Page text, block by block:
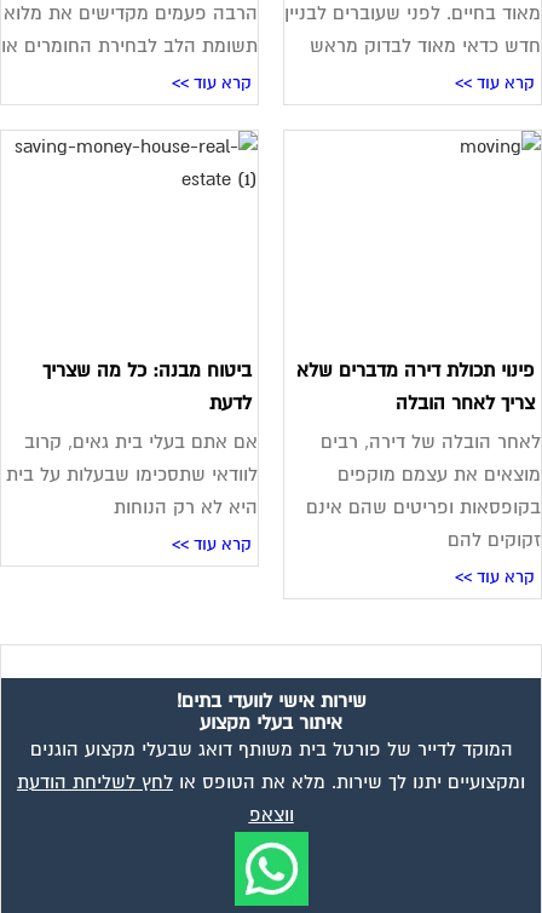
בחיים. לפני שעוברים לבניין
כדאי מאוד לבדוק מראש
עוד >>
הרבה פעמים מקדישים את מלוא
תשומת הלב לבחירת החומרים או
קרא עוד >>
תכולת דירה מדברים שלא
לאחר הובלה
הובלה של דירה, רבים
את עצמם מוקפים
ופריטים שהם אינם
להם
עוד >>
ביטוח מבנה: כל מה שצריך
לדעת
אם אתם בעלי בית גאים, קרוב
לוודאי שתסכימו שבעלות על בית
היא לא רק הנוחות
קרא עוד >>
שירות אישי לוועדי בתים!
איתור בעלי מקצוע
המוקד לדייר של פורטל בית משותף דואג שבעלי מקצוע הוגנים
ומקצועיים יתנו לך שירות. מלא את הטופס אולחץ לשליחת הודעת
ווצאפ